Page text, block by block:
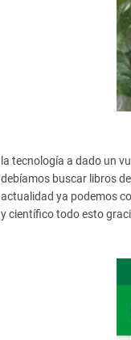
la tecnología a dado un
debíamos buscar libros
actualidad ya podemos
y científico todo esto